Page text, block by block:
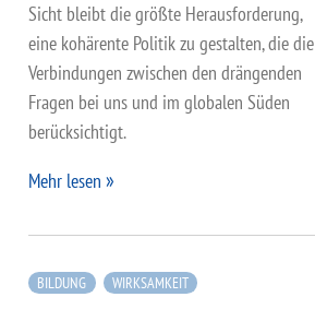
Sicht bleibt die größte Herausforderung,
eine kohärente Politik zu gestalten, die die
Verbindungen zwischen den drängenden
Fragen bei uns und im globalen Süden
berücksichtigt.
Mehr lesen
BILDUNG WIRKSAMKEIT